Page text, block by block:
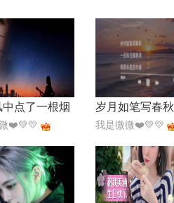
中点了一根烟
❤️💚💛
岁月如笔写春秋
我是微微❤️💚💛